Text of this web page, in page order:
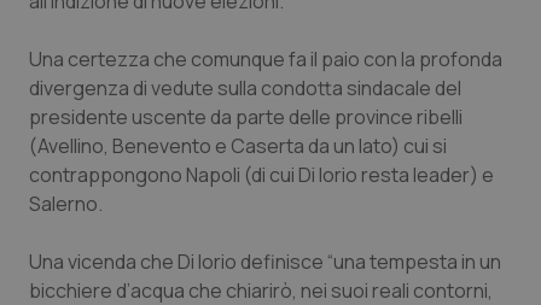
Molise
Piemonte
Provincia Autonoma di Bolzano
Provincia Autonoma di Trento
Puglia
Epatiti
HIV
Infezioni & Febbre
Ipertensione & Scompenso
Malattie rare
Una certezza che comunque fa il paio con la profonda
divergenza di vedute sulla condotta sindacale del
presidente uscente da parte delle province ribelli
(Avellino, Benevento e Caserta da un lato) cui si
contrappongono Napoli (di cui Di Iorio resta leader) e
Salerno.
Una vicenda che Di Iorio definisce “una tempesta in un
bicchiere d’acqua che chiarirò, nei suoi reali contorni,